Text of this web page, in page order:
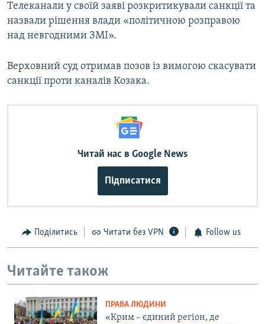
Телеканали у своїй заяві розкритикували санкції та
назвали рішення влади «політичною розправою
над невгодними ЗМІ».
Верховний суд отримав позов із вимогою скасувати
санкції проти каналів Козака.
Читай нас в Google News
Підписатися
Поділитись Читати без VPN Follow us
Читайте також
ПРАВА ЛЮДИНИ
«Крим – єдиний регіон, де